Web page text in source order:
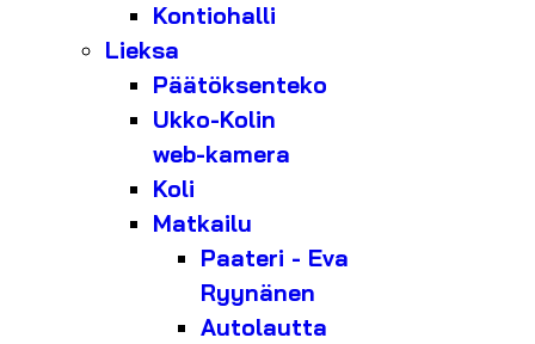
Kontiohalli
Lieksa
Päätöksenteko
Ukko-Kolin
web-kamera
Koli
Matkailu
Paateri - Eva
Ryynänen
Autolautta